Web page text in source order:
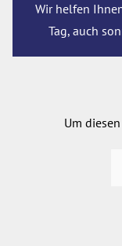
Wir helfen
Tag, auch
Um